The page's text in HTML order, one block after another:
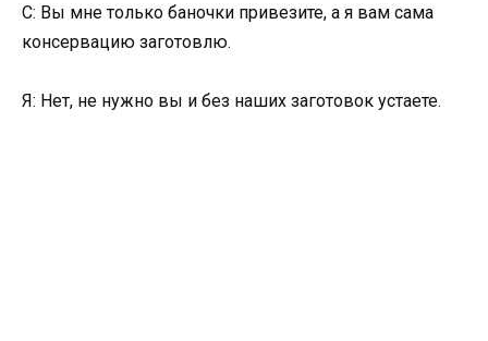
С: Вы мне только баночки привезите, а я вам сама
консервацию заготовлю.
Я: Нет, не нужно вы и без наших заготовок устаете.